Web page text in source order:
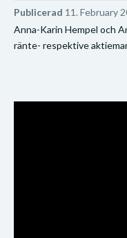
Publicerad 11. February
Anna-Karin Hempel och
ränte- respektive